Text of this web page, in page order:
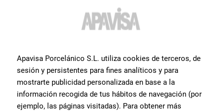
информация или помощь
проконсультируем Вас и поможем со всем, что нужно для
реализации проекта.
Свяжитесь с нами
Apavisa Porcelánico S.L. utiliza cookies de terceros, de
sesión y persistentes para fines analíticos y para
mostrarte publicidad personalizada en base a la
información recogida de tus hábitos de navegación (por
ejemplo, las páginas visitadas). Para obtener más